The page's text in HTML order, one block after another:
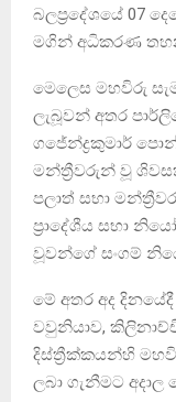
බලප්‍රදේශයේ 07
මගින් අධිකරණ
මෙලෙස මහවිරු
ලැබූවන් අතර
ගජේන්ද්‍රකුමාර්
මන්ත්‍රීවරුන් වූ
පලාත් සභා
ප්‍රාදේශීය සභා
වූවන්ගේ සංගම්
මේ අතර අද
වවුනියාව,
දිස්ත්‍රීක්කයන්හි
ලබා ගැනීමට